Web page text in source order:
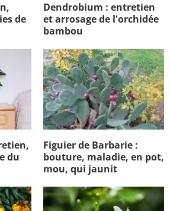
de
Dendrobium : entretien
et arrosage de l'orchidée
bambou
du
Figuier de Barbarie :
bouture, maladie, en pot,
mou, qui jaunit